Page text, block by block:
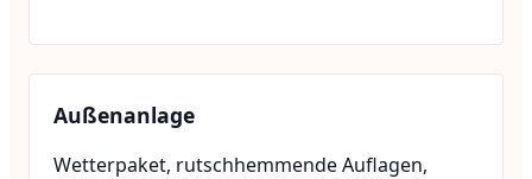
Außenanlage
Wetterpaket, rutschhemmende Auflagen,